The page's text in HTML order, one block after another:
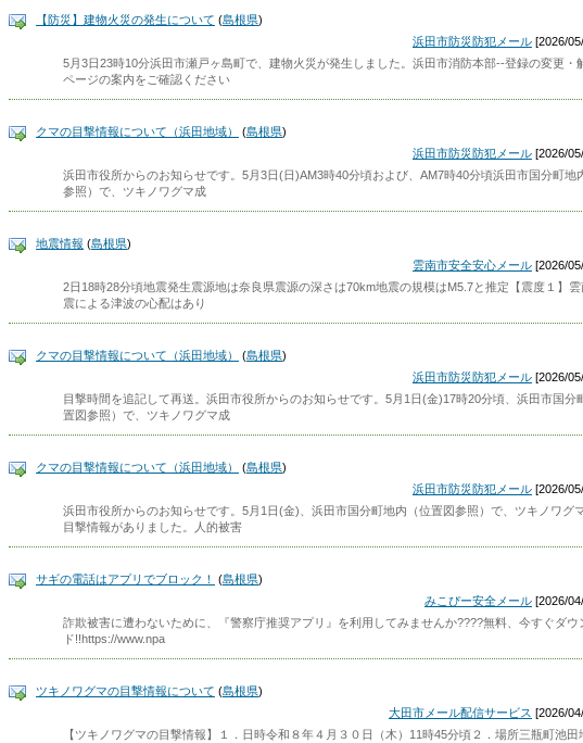
【防災】建物火災の発生について (島根県)
浜田市防災防犯メール [2026/
5月3日23時10分浜田市瀬戸ヶ島町で、建物火災が発生しました。浜田市消防本部--登録の変更・
ページの案内をご確認ください
クマの目撃情報について（浜田地域） (島根県)
浜田市防災防犯メール [2026/
浜田市役所からのお知らせです。5月3日(日)AM3時40分頃および、AM7時40分頃浜田市国分町地
参照）で、ツキノワグマ成
地震情報 (島根県)
雲南市安全安心メール [2026/
2日18時28分頃地震発生震源地は奈良県震源の深さは70km地震の規模はM5.7と推定【震度１】
震による津波の心配はあり
クマの目撃情報について（浜田地域） (島根県)
浜田市防災防犯メール [2026/
目撃時間を追記して再送。浜田市役所からのお知らせです。5月1日(金)17時20分頃、浜田市国分
置図参照）で、ツキノワグマ成
クマの目撃情報について（浜田地域） (島根県)
浜田市防災防犯メール [2026/
浜田市役所からのお知らせです。5月1日(金)、浜田市国分町地内（位置図参照）で、ツキノワグ
目撃情報がありました。人的被害
サギの電話はアプリでブロック！ (島根県)
みこぴー安全メール [2026/
詐欺被害に遭わないために、『警察庁推奨アプリ』を利用してみませんか????無料、今すぐダウ
ド!!https://www.npa
ツキノワグマの目撃情報について (島根県)
大田市メール配信サービス [2026/
【ツキノワグマの目撃情報】１．日時令和８年４月３０日（木）11時45分頃２．場所三瓶町池田